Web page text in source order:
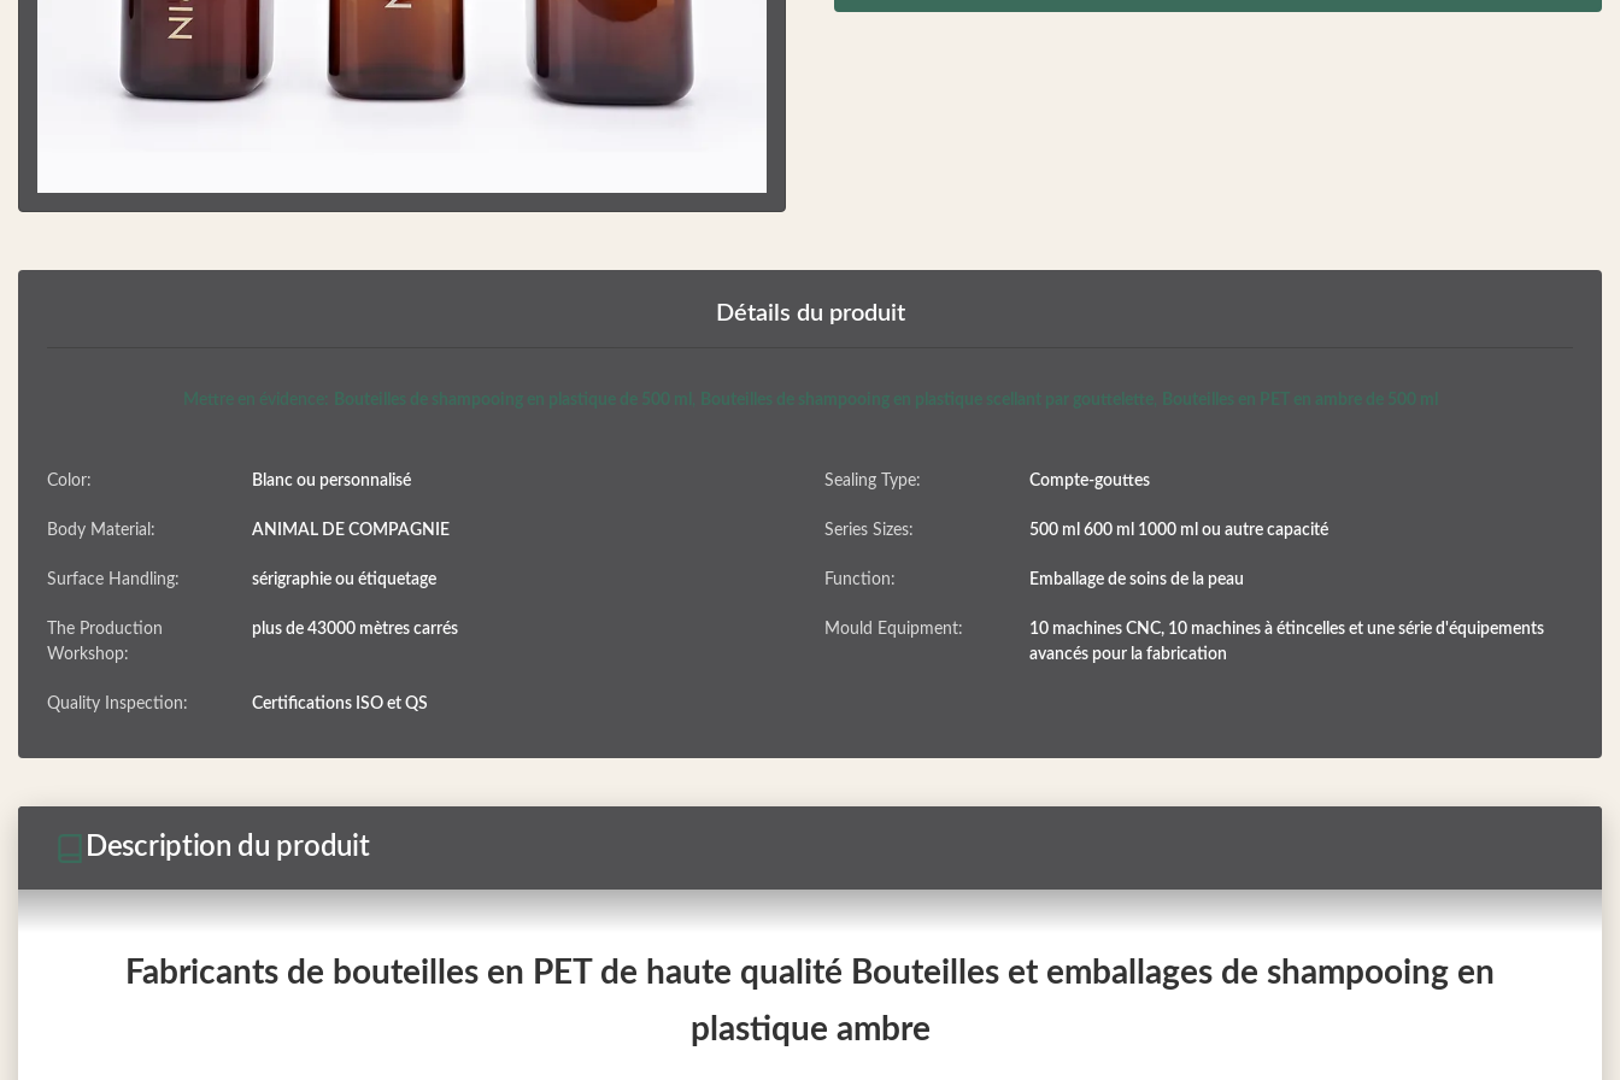
Détails du produit
Mettre en évidence: Bouteilles de shampooing en plastique de 500 ml , Bouteilles de shampooing en plastique scellant par gouttelette, Bouteilles en PET en ambre de 500 ml
Color: Blanc ou personnalisé Sealing Type: Compte-gouttes
Body Material: ANIMAL DE COMPAGNIE Series Sizes: 500 ml 600 ml 1000 ml ou autre capacité
Surface Handling: sérigraphie ou étiquetage Function: Emballage de soins de la peau
The Production
Workshop:
plus de 43000 mètres carrés Mould Equipment:
10 machines CNC, 10 machines à étincelles et une série d'équipements
avancés pour la fabrication
Quality Inspection: Certifications ISO et QS
Description du produit
Fabricants de bouteilles en PET de haute qualité Bouteilles et emballages de shampooing en
plastique ambre